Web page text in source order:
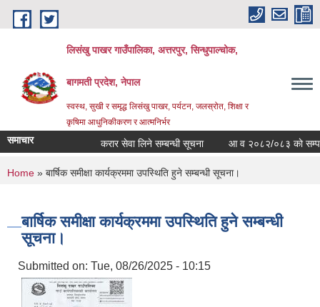
Skip to main content
लिसंखु पाखर गाउँपालिका, अत्तरपुर, सिन्धुपाल्चोक,
बागमती प्रदेश, नेपाल
स्वस्थ, सुखी र समृद्ध लिसंखु पाखर, पर्यटन, जलस्रोत, शिक्षा र
कृषिमा आधुनिकीकरण र आत्मनिर्भर
समाचार करार सेवा लिने सम्बन्धी सूचना आ व २०८२/०८३ काे सम्पत्ति
You are here
Home » बार्षिक समीक्षा कार्यक्रममा उपस्थिति हुने सम्बन्धी सूचना।
बार्षिक समीक्षा कार्यक्रममा उपस्थिति हुने सम्बन्धी
सूचना।
Submitted on: Tue, 08/26/2025 - 10:15